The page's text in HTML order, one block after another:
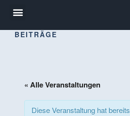
BEITRÄGE
« Alle Veranstaltungen
Diese Veranstaltung hat bereits